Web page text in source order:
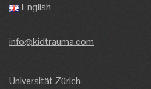
English
info@kidtrauma.com
Universität Zürich